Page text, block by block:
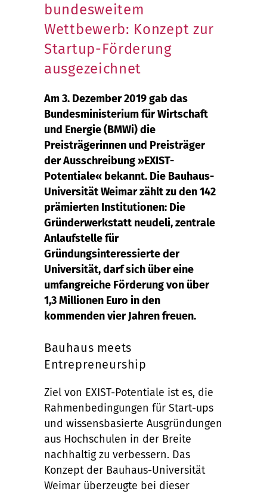
bundesweitem
Wettbewerb: Konzept zur
Startup-Förderung
ausgezeichnet
Am 3. Dezember 2019 gab das
Bundesministerium für Wirtschaft
und Energie (BMWi) die
Preisträgerinnen und Preisträger
der Ausschreibung »EXIST-
Potentiale« bekannt. Die Bauhaus-
Universität Weimar zählt zu den 142
prämierten Institutionen: Die
Gründerwerkstatt neudeli, zentrale
Anlaufstelle für
Gründungsinteressierte der
Universität, darf sich über eine
umfangreiche Förderung von über
1,3 Millionen Euro in den
kommenden vier Jahren freuen.
Bauhaus meets
Entrepreneurship
Ziel von EXIST-Potentiale ist es, die
Rahmenbedingungen für Start-ups
und wissensbasierte Ausgründungen
aus Hochschulen in der Breite
nachhaltig zu verbessern. Das
Konzept der Bauhaus-Universität
Weimar überzeugte bei dieser